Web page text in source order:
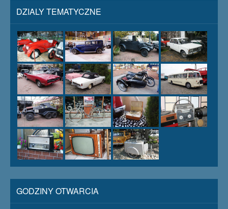
DZIALY TEMATYCZNE
GODZINY OTWARCIA